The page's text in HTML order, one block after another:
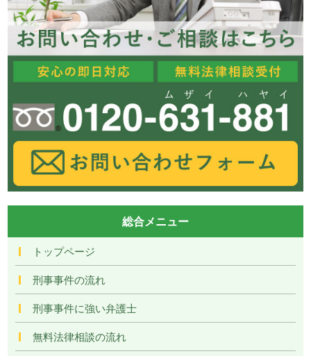
総合メニュー
トップページ
刑事事件の流れ
刑事事件に強い弁護士
無料法律相談の流れ